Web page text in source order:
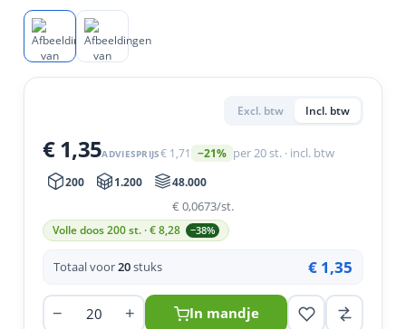
& primers
Stokeinde
/ Schroefduim
Excl. btw Incl. btw
€ 1,35ADVIESPRIJS€ 1,71 −21% per 20 st. · incl. btw
200 1.200 48.000
€ 0,0673/st.
Volle doos 200 st. · €8,28 −38%
Totaal voor20stuks € 1,35
− + In mandje